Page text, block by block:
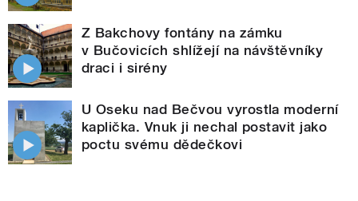
Z Bakchovy fontány na zámku
v Bučovicích shlížejí na návštěvníky
draci i sirény
U Oseku nad Bečvou vyrostla moderní
kaplička. Vnuk ji nechal postavit jako
poctu svému dědečkovi